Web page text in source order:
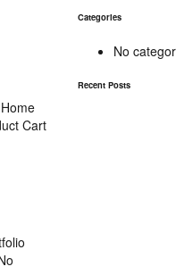
Cart
Categories
No
Recent Posts